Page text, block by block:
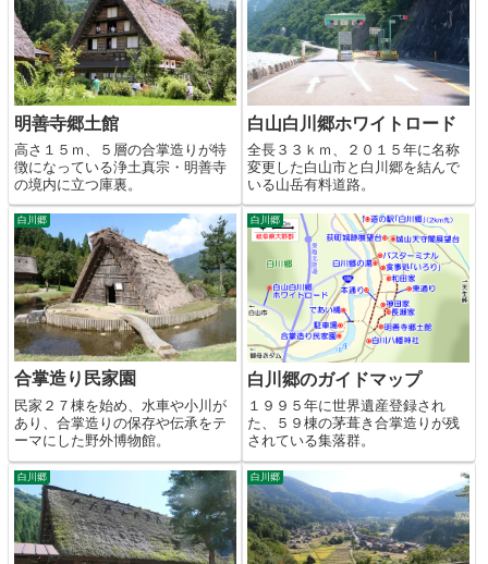
明善寺郷土館
高さ１５ｍ、５層の合掌造りが特
徴になっている浄土真宗・明善寺
の境内に立つ庫裏。
白山白川郷ホワイトロード
全長３３ｋｍ、２０１５年に名称
変更した白山市と白川郷を結んで
いる山岳有料道路。
白川郷
合掌造り民家園
民家２７棟を始め、水車や小川が
あり、合掌造りの保存や伝承をテ
ーマにした野外博物館。
白川郷
白川郷のガイドマップ
１９９５年に世界遺産登録され
た、５９棟の茅葺き合掌造りが残
されている集落群。
白川郷 白川郷